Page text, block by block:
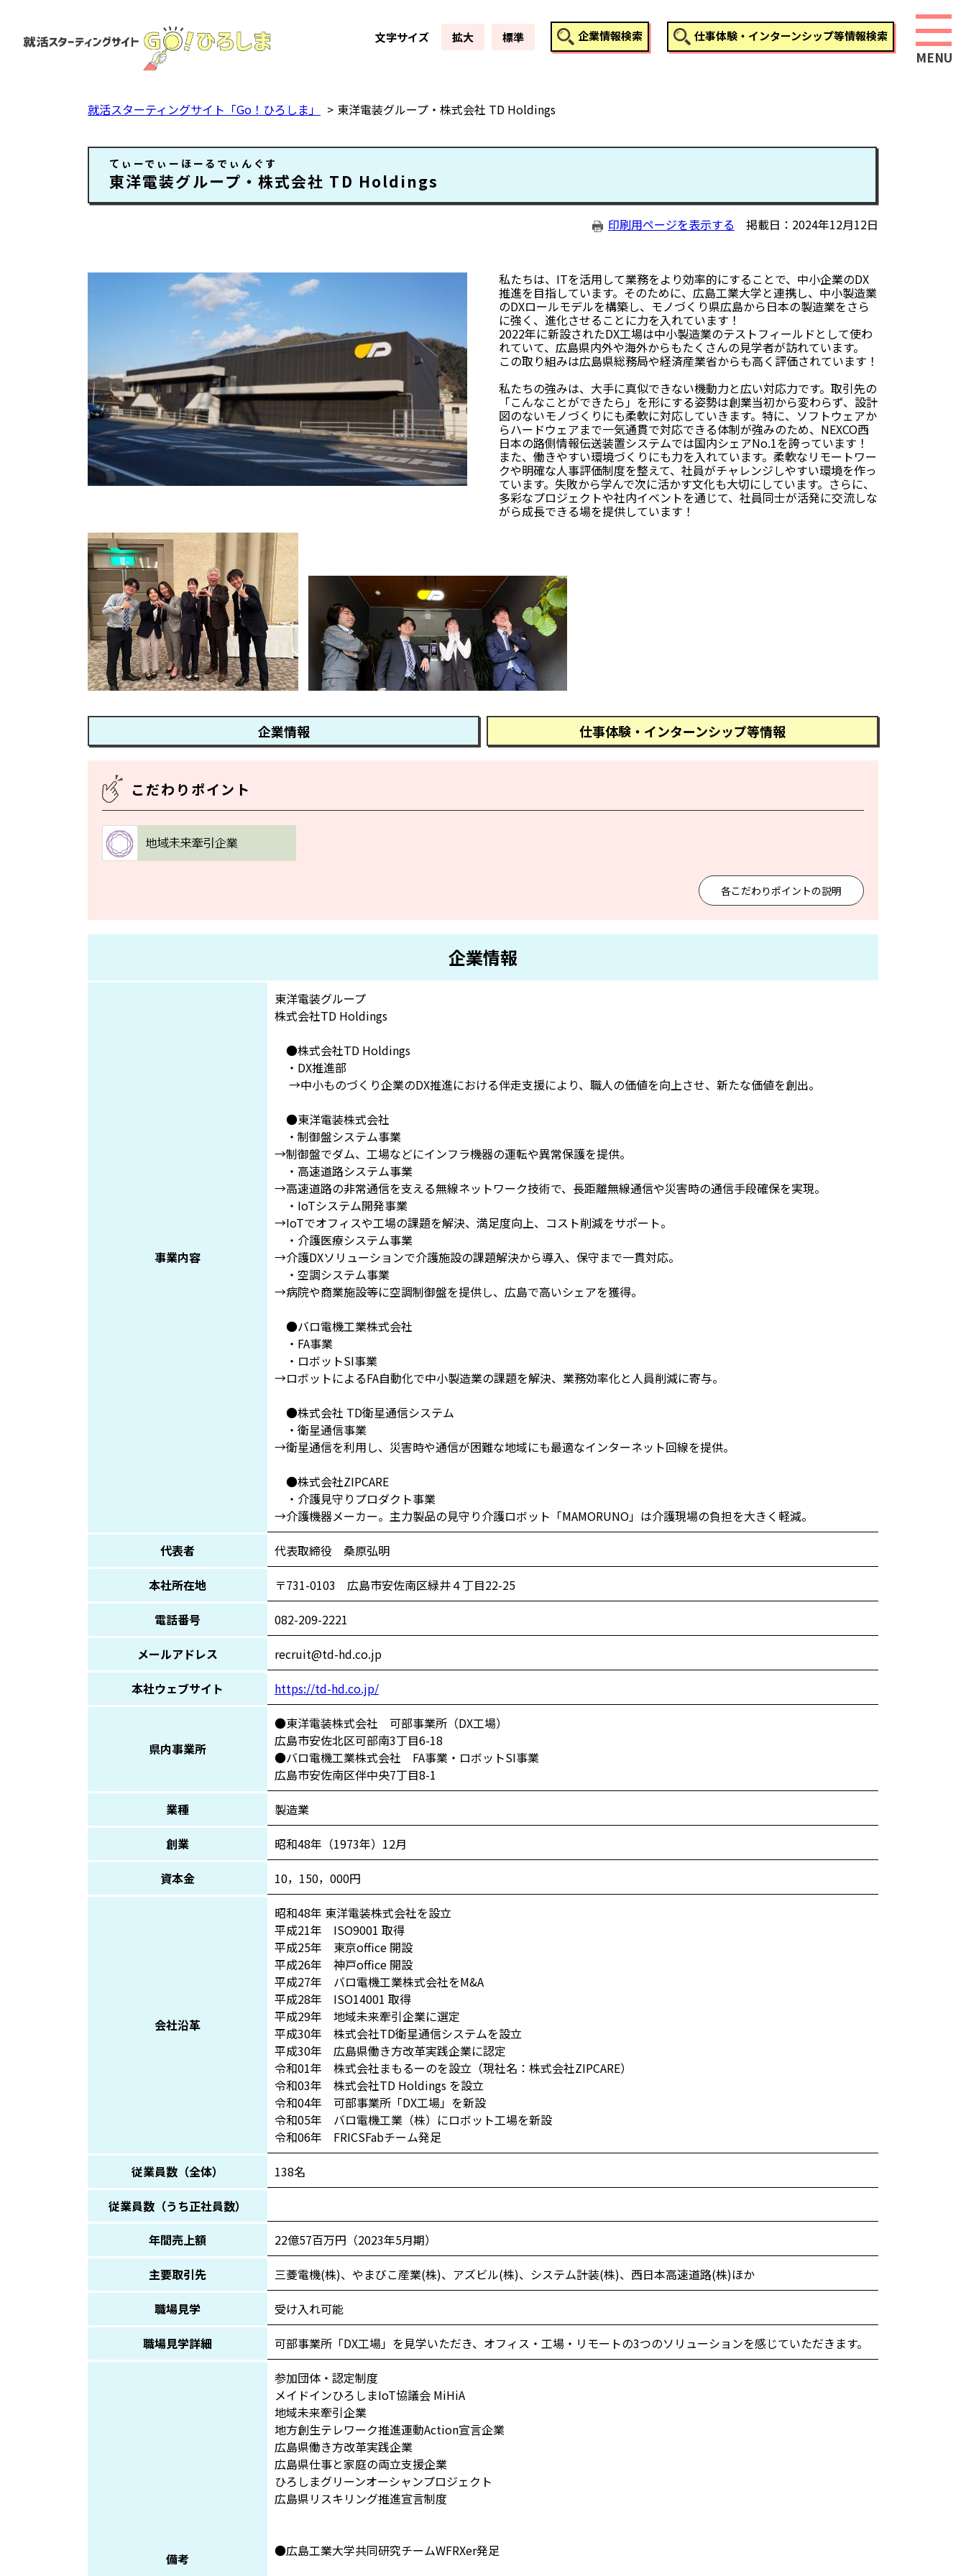
文字サイズ 拡大 標準 企業情報検索 仕事体験・インターンシップ等情報検索
就活スターティングサイト「Go！ひろしま」 東洋電装グループ・株式会社 TD Holdings
てぃーでぃーほーるでぃんぐす
東洋電装グループ・株式会社 TD Holdings
印刷用ページを表示する 掲載日 2024年12月12日
私たちは、ITを活用して業務をより効率的にすることで、中小企業のDX
推進を目指しています。そのために、広島工業大学と連携し、中小製造業
のDXロールモデルを構築し、モノづくり県広島から日本の製造業をさら
に強く、進化させることに力を入れています！
2022年に新設されたDX工場は中小製造業のテストフィールドとして使わ
れていて、広島県内外や海外からもたくさんの見学者が訪れています。
この取り組みは広島県総務局や経済産業省からも高く評価されています！
私たちの強みは、大手に真似できない機動力と広い対応力です。取引先の
「こんなことができたら」を形にする姿勢は創業当初から変わらず、設計
図のないモノづくりにも柔軟に対応していきます。特に、ソフトウェアか
らハードウェアまで一気通貫で対応できる体制が強みのため、NEXCO西
日本の路側情報伝送装置システムでは国内シェアNo.1を誇っています！
また、働きやすい環境づくりにも力を入れています。柔軟なリモートワー
クや明確な人事評価制度を整えて、社員がチャレンジしやすい環境を作っ
ています。失敗から学んで次に活かす文化も大切にしています。さらに、
多彩なプロジェクトや社内イベントを通じて、社員同士が活発に交流しな
がら成長できる場を提供しています！
企業情報 仕事体験・インターンシップ等情報
こだわりポイント
各こだわりポイントの説明
企業情報
事業内容
東洋電装グループ
株式会社TD Holdings
●株式会社TD Holdings
・DX推進部
→中小ものづくり企業のDX推進における伴走支援により、職人の価値を向上させ、新たな価値を創出。
●東洋電装株式会社
・制御盤システム事業
→制御盤でダム、工場などにインフラ機器の運転や異常保護を提供。
・高速道路システム事業
→高速道路の非常通信を支える無線ネットワーク技術で、長距離無線通信や災害時の通信手段確保を実現。
・IoTシステム開発事業
→IoTでオフィスや工場の課題を解決、満足度向上、コスト削減をサポート。
・介護医療システム事業
→介護DXソリューションで介護施設の課題解決から導入、保守まで一貫対応。
・空調システム事業
→病院や商業施設等に空調制御盤を提供し、広島で高いシェアを獲得。
●バロ電機工業株式会社
・FA事業
・ロボットSI事業
→ロボットによるFA自動化で中小製造業の課題を解決、業務効率化と人員削減に寄与。
●株式会社 TD衛星通信システム
・衛星通信事業
→衛星通信を利用し、災害時や通信が困難な地域にも最適なインターネット回線を提供。
●株式会社ZIPCARE
・介護見守りプロダクト事業
→介護機器メーカー。主力製品の見守り介護ロボット「MAMORUNO」は介護現場の負担を大きく軽減。
代表者
代表取締役 桑原弘明
本社所在地
〒731-0103 広島市安佐南区緑井４丁目22-25
電話番号
082-209-2221
メールアドレス
recruit@td-hd.co.jp
本社ウェブサイト
https://td-hd.co.jp/
県内事業所
●東洋電装株式会社 可部事業所（DX工場）
広島市安佐北区可部南3丁目6-18
●バロ電機工業株式会社 FA事業・ロボットSI事業
広島市安佐南区伴中央7丁目8-1
業種
製造業
創業
昭和48年（1973年）12月
資本金
10，150，000円
会社沿革
昭和48年 東洋電装株式会社を設立
平成21年 ISO9001 取得
平成25年 東京office 開設
平成26年 神戸office 開設
平成27年 バロ電機工業株式会社をM&A
平成28年 ISO14001 取得
平成29年 地域未来牽引企業に選定
平成30年 株式会社TD衛星通信システムを設立
平成30年 広島県働き方改革実践企業に認定
令和01年 株式会社まもるーのを設立（現社名：株式会社ZIPCARE）
令和03年 株式会社TD Holdings を設立
令和04年 可部事業所「DX工場」を新設
令和05年 バロ電機工業（株）にロボット工場を新設
令和06年 FRICSFabチーム発足
従業員数（全体）
138名
従業員数（うち正社員数）
年間売上額
22億57百万円（2023年5月期）
主要取引先
三菱電機(株)、やまびこ産業(株)、アズビル(株)、システム計装(株)、西日本高速道路(株)ほか
職場見学
受け入れ可能
職場見学詳細
可部事業所「DX工場」を見学いただき、オフィス・工場・リモートの3つのソリューションを感じていただきます。
備考
参加団体・認定制度
メイドインひろしまIoT協議会 MiHiA
地域未来牽引企業
地方創生テレワーク推進運動Action宣言企業
広島県働き方改革実践企業
広島県仕事と家庭の両立支援企業
ひろしまグリーンオーシャンプロジェクト
広島県リスキリング推進宣言制度
●広島工業大学共同研究チームWFRXer発足